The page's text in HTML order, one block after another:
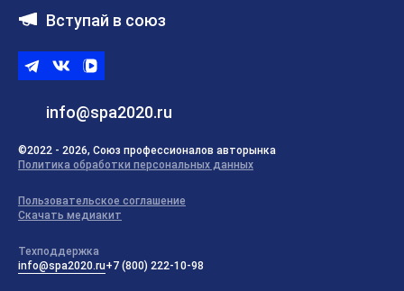
Вступай в союз
info@spa2020.ru
TelegramВКонтакте
ВК
©2022 - 2026, Союз профессионалов авторынка
Политика обработки персональных данных
Пользовательское соглашение
Скачать медиакит
Техподдержка
info@spa2020.ru+7 (800) 222-10-98